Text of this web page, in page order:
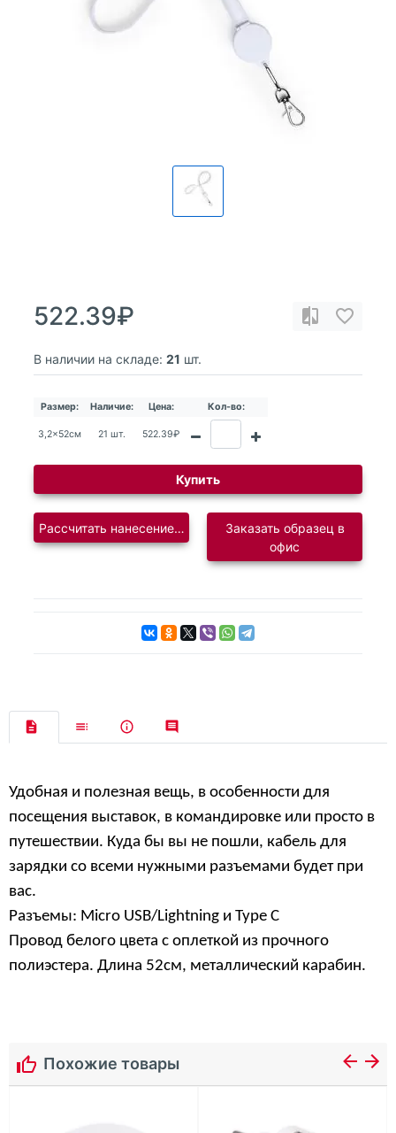
522.39₽
В наличии на складе: 21 шт.
Размер: Наличие: Цена: Кол-во:
3,2x52см 21 шт. 522.39₽
Купить
Рассчитать нанесение логотипаЗаказать образец в
офис
Удобная и полезная вещь, в особенности для
посещения выставок, в командировке или просто в
путешествии. Куда бы вы не пошли, кабель для
зарядки со всеми нужными разъемами будет при
вас.
Разъемы: Micro USB/Lightning и Type C
Провод белого цвета с оплеткой из прочного
полиэстера. Длина 52см, металлический карабин.
Похожие товары